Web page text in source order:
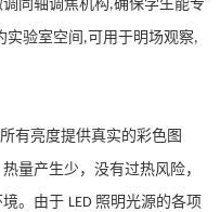
同轴调焦机构,确保学生能专
实验室空间 , 可用于明场观察,
有亮度提供真实的彩色图
量产生少，没有过热风险，
。由于 LED 照明光源的各项